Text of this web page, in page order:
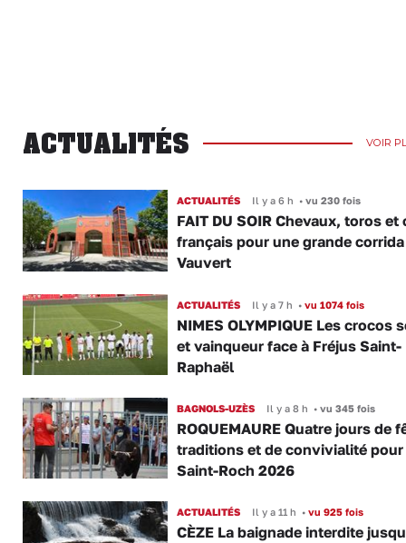
ACTUALITÉS VOIR
ACTUALITÉS Il y a 6 h •vu 230 fois
FAIT DU SOIR Chevaux, toros et
français pour une grande corrida
Vauvert
ACTUALITÉS Il y a 7 h •vu 1074 fois
NIMES OLYMPIQUE Les crocos
et vainqueur face à Fréjus Saint-
Raphaël
BAGNOLS-UZÈS Il y a 8 h •vu 345 fois
ROQUEMAURE Quatre jours de
traditions et de convivialité pour
Saint-Roch 2026
ACTUALITÉS Il y a 11 h •vu 925 fois
CÈZE La baignade interdite